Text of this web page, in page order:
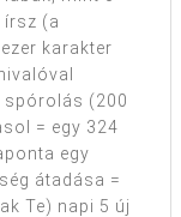
írsz (a
karakter
spórolás (200
= egy 324
egy
átadása =
Te) napi 5 új